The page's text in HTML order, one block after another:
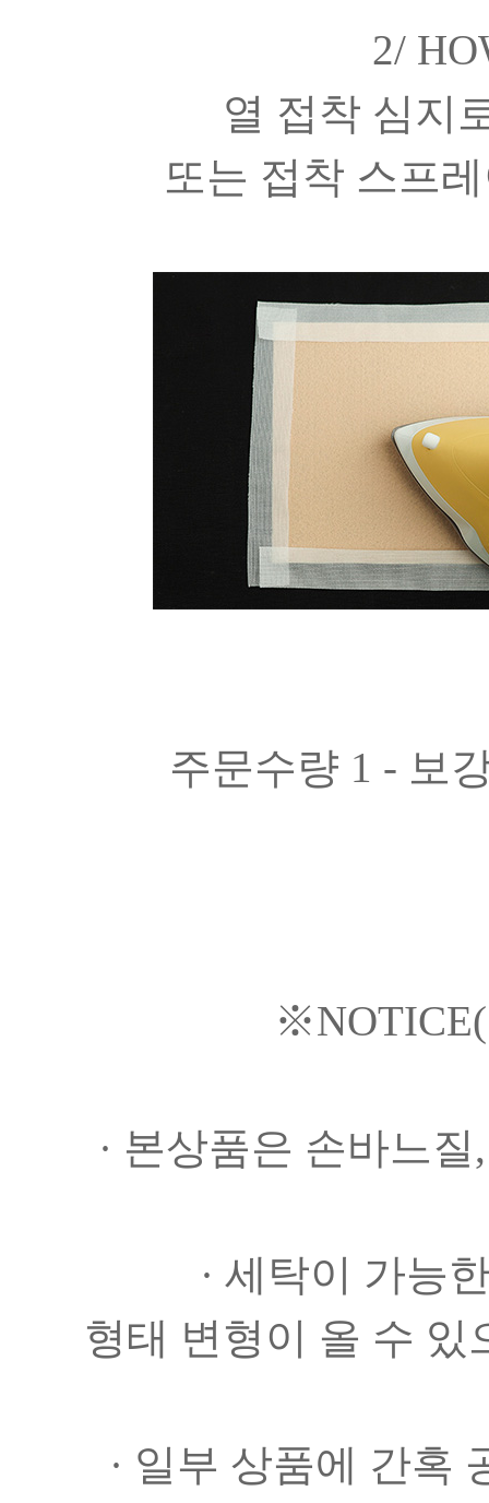
2/
열 접착 심지
또는 접착 스프
주문수량 1 - 보
· 본상품은 손바느
· 세탁이 가능
형태 변형이 올 수 있
· 일부 상품에 간혹